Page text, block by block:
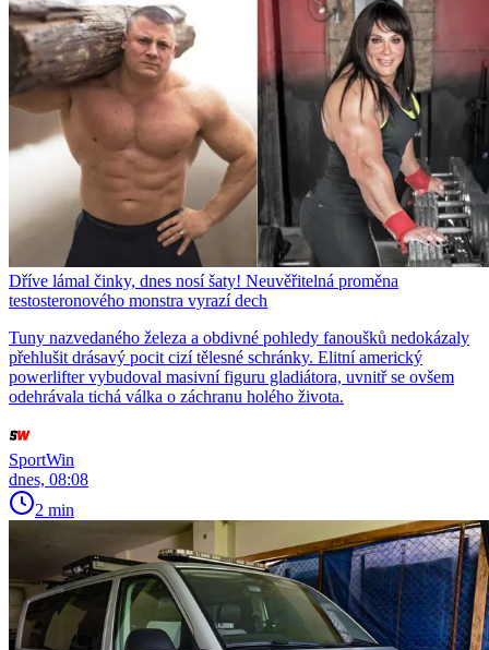
Dříve lámal činky, dnes nosí šaty! Neuvěřitelná proměna
testosteronového monstra vyrazí dech
Tuny nazvedaného železa a obdivné pohledy fanoušků nedokázaly
přehlušit drásavý pocit cizí tělesné schránky. Elitní americký
powerlifter vybudoval masivní figuru gladiátora, uvnitř se ovšem
odehrávala tichá válka o záchranu holého života.
SportWin
dnes, 08:08
2 min